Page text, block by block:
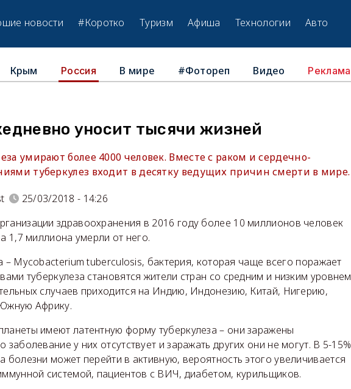
новости #Коротко Туризм Афиша Технологии Авто
Крым Россия В мире #Фотореп Видео Реклама
уносит тысячи жизней
умирают более 4000 человек. Вместе с раком и сердечно-
туберкулез входит в десятку ведущих причин смерти в мире.
25/03/2018 - 14:26
здравоохранения в 2016 году более 10 миллионов человек
1,7 миллиона умерли от него.
– Mycobacterium tuberculosis, бактерия, которая чаще всего поражает
туберкулеза становятся жители стран со средним и низким уровнем
случаев приходится на Индию, Индонезию, Китай, Нигерию,
Африку.
имеют латентную форму туберкулеза – они заражены
у них отсутствует и заражать других они не могут. В 5-15%
болезни может перейти в активную, вероятность этого увеличивается
системой, пациентов с ВИЧ, диабетом, курильщиков.